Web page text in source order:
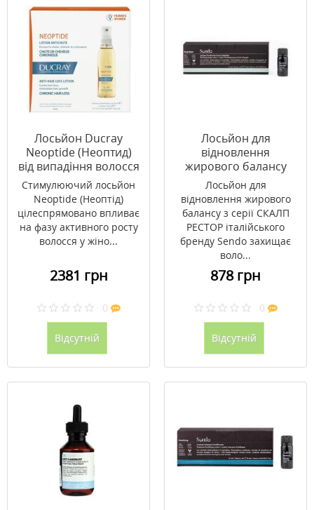
Лосьйон Ducray
Neoptide (Неоптид)
від випадіння волосся
3*30 мл
Стимулюючий лосьйон
Neoptide (Неоптід)
цілеспрямовано впливає
на фазу активного росту
волосся у жіно...
2381 грн
0
Відсутній
Лосьйон для
відновлення
жирового балансу
6мл СКАЛП РЕСТОР
Сендо / Sendo №10
Лосьйон для
відновлення жирового
балансу з серії СКАЛП
РЕСТОР італійського
бренду Sendo захищає
воло...
878 грн
0
Відсутній